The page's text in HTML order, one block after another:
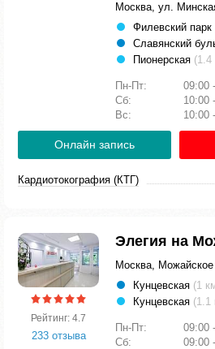
Москва, ул.
Филевский парк
Славянский
Пионерская (1.4
Пн-Пт:
09:00
Сб:
10:00
Вс:
10:00
Онлайн запись
Кардиотокография (КТГ)
Рейтинг: 4.7
233 отзыва
Элегия на
Москва,
Кунцевская (1
Кунцевская (1.1
Пн-Пт:
09:00
Сб:
09:00